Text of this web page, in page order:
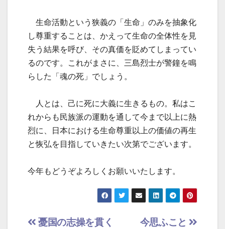
生命活動という狭義の「生命」のみを抽象化
し尊重することは、かえって生命の全体性を見
失う結果を呼び、その真価を貶めてしまってい
るのです。これがまさに、三島烈士が警鐘を鳴
らした「魂の死」でしょう。
人とは、己に死に大義に生きるもの。私はこ
れからも民族派の運動を通して今まで以上に熱
烈に、日本における生命尊重以上の価値の再生
と恢弘を目指していきたい次第でございます。
今年もどうぞよろしくお願いいたします。
今思ふこと
憂国の志操を貫く